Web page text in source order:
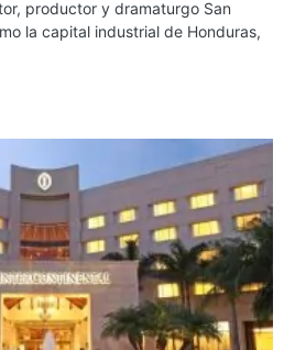
productor y dramaturgo San
la capital industrial de Honduras,